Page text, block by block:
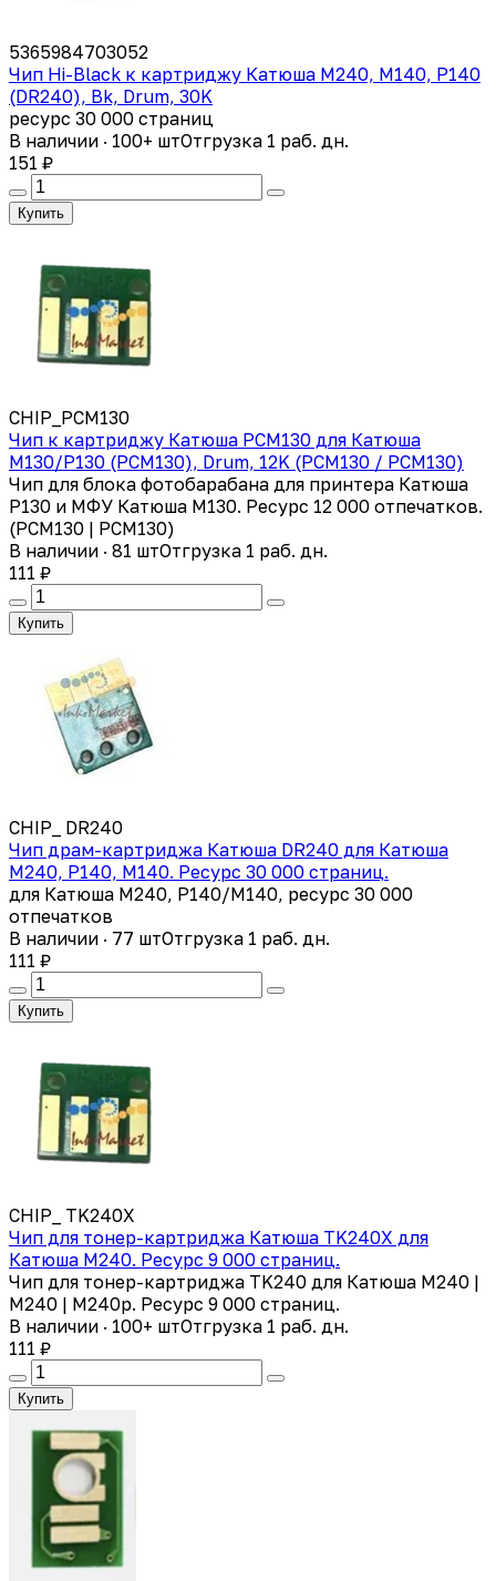
5365984703052
Чип Hi-Black к картриджу Катюша M240, M140, P140
(DR240), Bk, Drum, 30K
ресурс 30 000 страниц
В наличии · 100+ штОтгрузка 1 раб. дн.
151 ₽
Купить
CHIP_PCМ130
Чип к картриджу Катюша PCM130 для Катюша
M130/P130 (PCМ130), Drum, 12K (PCМ130 / PCМ130)
Чип для блока фотобарабана для принтера Катюша
Р130 и МФУ Катюша М130. Ресурс 12 000 отпечатков.
(PCМ130 | PCM130)
В наличии · 81 штОтгрузка 1 раб. дн.
111 ₽
Купить
CHIP_ DR240
Чип драм-картриджа Катюша DR240 для Катюша
M240, P140, M140. Ресурс 30 000 страниц.
для Катюша M240, P140/M140, ресурс 30 000
отпечатков
В наличии · 77 штОтгрузка 1 раб. дн.
111 ₽
Купить
CHIP_ TK240X
Чип для тонер-картриджа Катюша TK240X для
Катюша M240. Ресурс 9 000 страниц.
Чип для тонер-картриджа TK240 для Катюша М240 |
М240 | M240p. Ресурс 9 000 страниц.
В наличии · 100+ штОтгрузка 1 раб. дн.
111 ₽
Купить